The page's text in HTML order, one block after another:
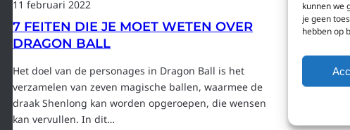
kunnen we
je geen
hebben op
11 februari 2022
7 FEITEN DIE JE MOET WETEN OVER
DRAGON BALL
Het doel van de personages in Dragon Ball is het
verzamelen van zeven magische ballen, waarmee de
draak Shenlong kan worden opgeroepen, die wensen
kan vervullen. In dit…